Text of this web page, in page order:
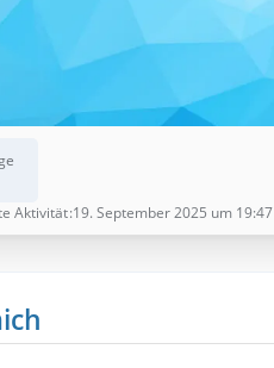
Aktivität 19. September 2025 um 19:47